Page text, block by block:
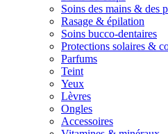
Soins des mains & des
Rasage & épilation
Soins bucco-dentaires
Protections solaires &
Parfums
Teint
Yeux
Lèvres
Ongles
Accessoires